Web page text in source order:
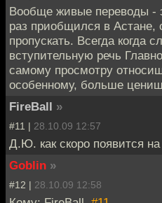
Вообще живые переводы -
раз приобщился в Астане,
пропускать. Всегда когда
вступительную речь
самому просмотру
особенному, больше
FireBall »
#11 | 28.10.09 12:57
Д.Ю. как скоро появится
Goblin »
#12 | 28.10.09 12:58